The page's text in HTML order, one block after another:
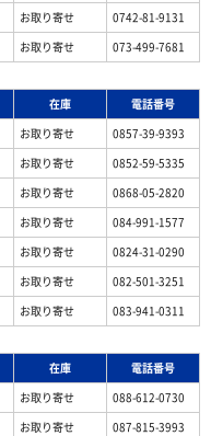
お取り寄せ
0742-81-9131
お取り寄せ 073-499-7681
在庫
電話番号
お取り寄せ
0857-39-9393
お取り寄せ
0852-59-5335
お取り寄せ
0868-05-2820
お取り寄せ
084-991-1577
お取り寄せ
0824-31-0290
お取り寄せ
082-501-3251
お取り寄せ 083-941-0311
在庫
電話番号
お取り寄せ
088-612-0730
お取り寄せ 087-815-3993